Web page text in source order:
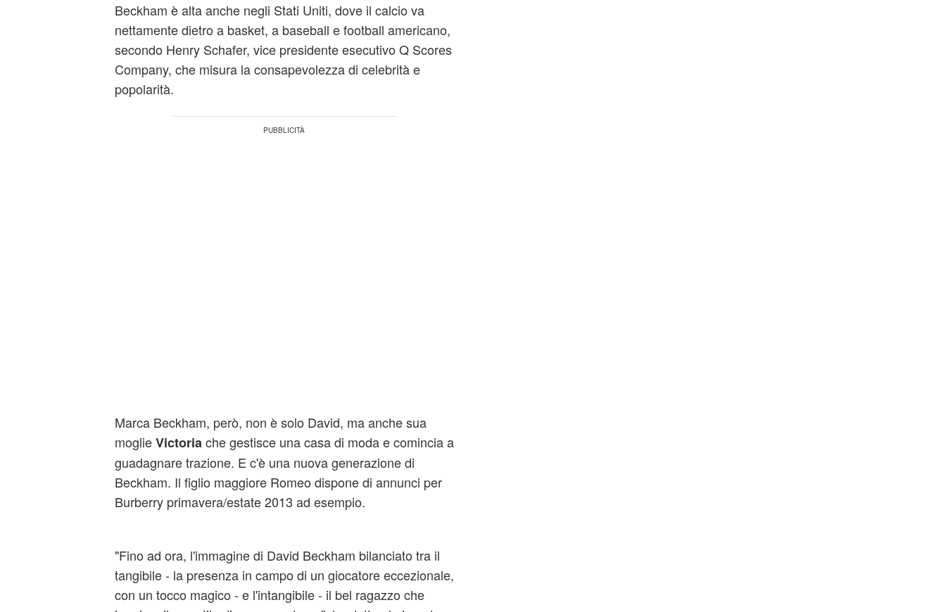
Beckham è alta anche negli Stati Uniti, dove il calcio va
nettamente dietro a basket, a baseball e football americano,
secondo Henry Schafer, vice presidente esecutivo Q Scores
Company, che misura la consapevolezza di celebrità e
popolarità.
Marca Beckham, però, non è solo David, ma anche sua
moglieVictoriache gestisce una casa di moda e comincia a
guadagnare trazione. E c'è una nuova generazione di
Beckham. Il figlio maggiore Romeo dispone di annunci per
Burberry primavera/estate 2013 ad esempio.
"Fino ad ora, l'immagine di David Beckham bilanciato tra il
tangibile - la presenza in campo di un giocatore eccezionale,
con un tocco magico - e l'intangibile - il bel ragazzo che